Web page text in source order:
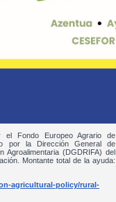
Fondo Europeo Agrario de
por la Dirección General de
Agroalimentaria (DGDRIFA) del
Montante total de la ayuda:
agricultural-policy/rural-